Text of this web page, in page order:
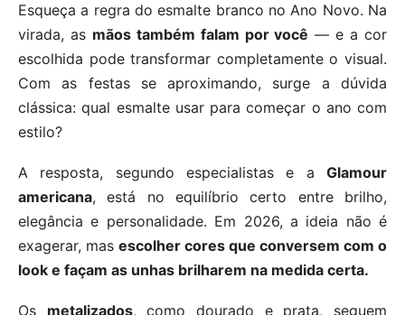
Esqueça a regra do esmalte branco no Ano Novo. Na
virada, as mãos também falam por você — e a cor
escolhida pode transformar completamente o visual.
Com as festas se aproximando, surge a dúvida
clássica: qual esmalte usar para começar o ano com
estilo?
A resposta, segundo especialistas e a Glamour
americana, está no equilíbrio certo entre brilho,
elegância e personalidade. Em 2026, a ideia não é
exagerar, mas escolher cores que conversem com o
look e façam as unhas brilharem na medida certa.
Os metalizados, como dourado e prata, seguem